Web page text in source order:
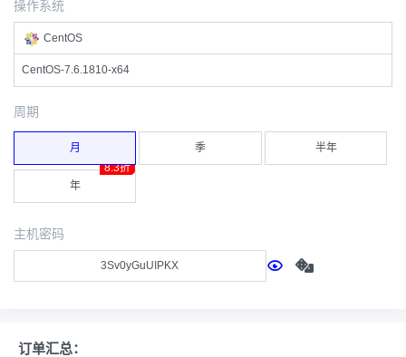
操作系统
CentOS
CentOS-7.6.1810-x64
周期
月 季 半年
年
8.3折
主机密码
订单汇总：